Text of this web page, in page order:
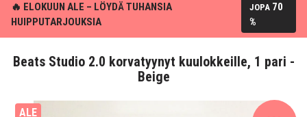
🔥 ELOKUUN ALE – LÖYDÄ TUHANSIA
HUIPPUTARJOUKSIA
JOPA 70
%
Beats Studio 2.0 korvatyynyt kuulokkeille, 1 pari -
Beige
ALE